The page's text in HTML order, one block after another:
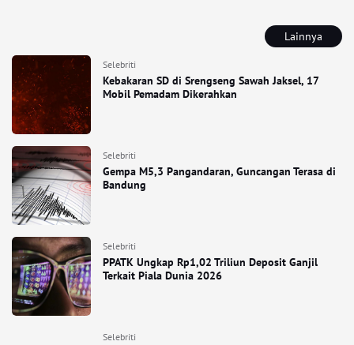
Lainnya
Selebriti
Kebakaran SD di Srengseng Sawah Jaksel, 17
Mobil Pemadam Dikerahkan
Selebriti
Gempa M5,3 Pangandaran, Guncangan Terasa di
Bandung
Selebriti
PPATK Ungkap Rp1,02 Triliun Deposit Ganjil
Terkait Piala Dunia 2026
Selebriti